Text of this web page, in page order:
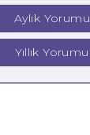
Aylık Yorumu
Yıllık Yorumu